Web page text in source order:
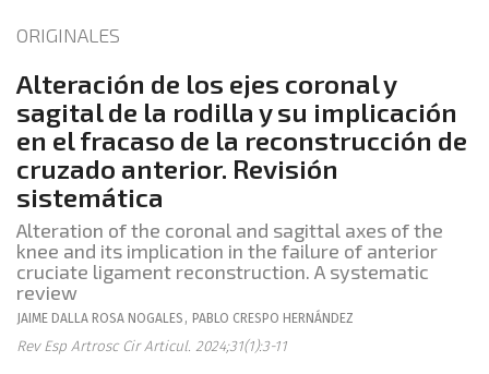
ORIGINALES
Alteración de los ejes coronal y
sagital de la rodilla y su implicación
en el fracaso de la reconstrucción de
cruzado anterior. Revisión
sistemática
Alteration of the coronal and sagittal axes of the
knee and its implication in the failure of anterior
cruciate ligament reconstruction. A systematic
review
JAIME DALLA ROSA NOGALES , PABLO CRESPO HERNÁNDEZ
Rev Esp Artrosc Cir Articul. 2024;31(1):3-11